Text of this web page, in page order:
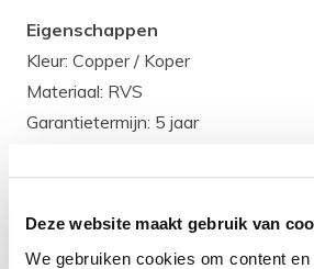
Deze website maakt gebruik van
We gebruiken cookies om content
Eigenschappen
Kleur: Copper / Koper
Materiaal: RVS
Garantietermijn: 5 jaar
en de behuizing is gemaakt van het
is een sterk en hittebestendig